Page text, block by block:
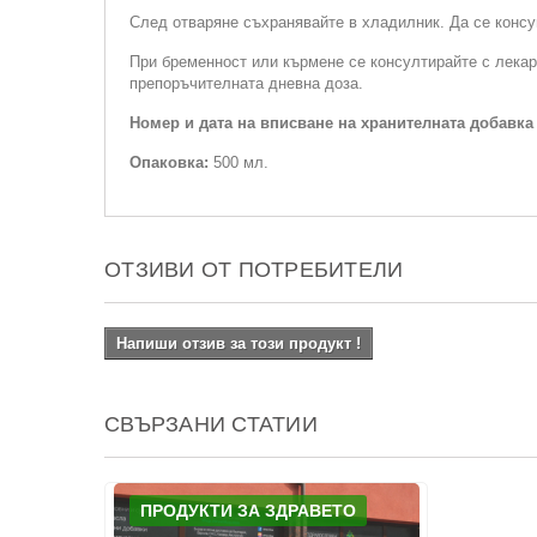
След отваряне съхранявайте в хладилник. Да се
При бременност или кърмене се консултирайте с
препоръчителната дневна доза.
Номер и дата на вписване на хранителната
Опаковка: 500 мл.
ОТЗИВИ ОТ ПОТРЕБИТЕЛИ
Напиши отзив за този продукт !
СВЪРЗАНИ СТАТИИ
ПРОДУКТИ ЗА ЗДРАВЕТО